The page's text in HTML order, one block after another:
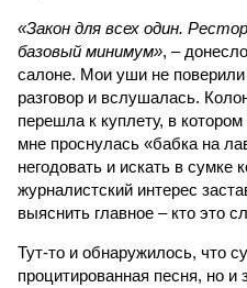
«Закон для всех один.
базовый минимум», –
салоне. Мои уши не
разговор и вслушалась.
перешла к куплету, в
мне проснулась «бабка на
негодовать и искать в сумке
журналистский интерес
выяснить главное – кто это
Тут-то и обнаружилось, что
процитированная песня, но и